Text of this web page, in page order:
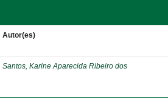
Autor(es)
Santos, Karine Aparecida Ribeiro dos